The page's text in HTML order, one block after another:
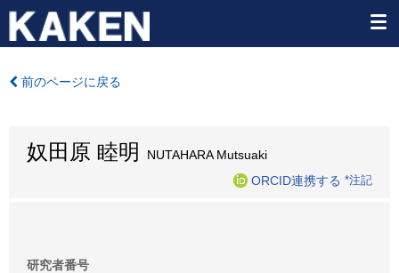
前のページに戻る
奴田原 睦明
NUTAHARA Mutsuaki
ORCID連携する *注記
研究者番号